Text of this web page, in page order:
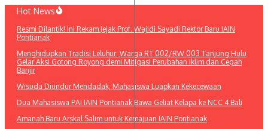
Lewati
konten
Hot News
Resmi Dilantik! Ini Rekam Jejak Prof. Wajidi Sayadi Rektor Baru IAIN
Pontianak
Menghidupkan Tradisi Leluhur: Warga RT 002/RW 003 Tanjung Hulu
Gelar Aksi Gotong Royong demi Mitigasi Perubahan Iklim dan Cegah
Banjir
Wisuda Diundur Mendadak, Mahasiswa Luapkan Kekecewaan
Dua Mahasiswa PAI IAIN Pontianak Bawa Geliat Kelapa ke NCC 4 Bali
Amanah Baru Arskal Salim untuk Kemajuan IAIN Pontianak